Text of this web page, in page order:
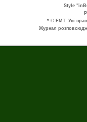
Style
* © FMT. Усі
Журнал